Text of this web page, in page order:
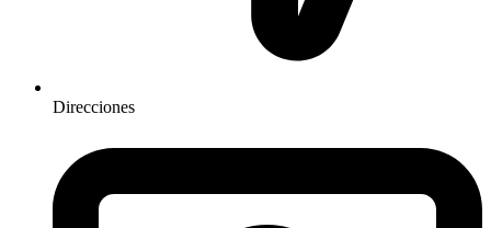
Direcciones